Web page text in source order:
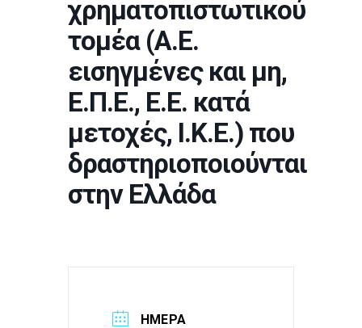
χρηματοπιστωτικού
τομέα (Α.Ε.
εισηγμένες και μη,
Ε.Π.Ε., Ε.Ε. κατά
μετοχές, Ι.Κ.Ε.) που
δραστηριοποιούνται
στην Ελλάδα
ΗΜΕΡΑ